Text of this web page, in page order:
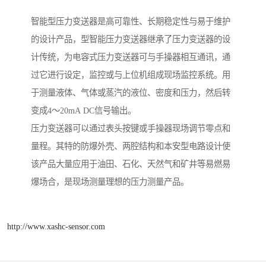
智能型压力变送器是高可靠性、长期稳定性与易于维护
的设计产品，型智能压力变送器继承了压力变送器的设
计传统，为电容式压力变送器可与手操器相互通讯，通
过它进行设定，监控或与上位机组成现场监控系统。用
于测量液体、气体或蒸汽的液位、密度和压力，然后转
变成4～20mA DC信号输出。
压力变送器可以通过表头按键或手操器现场调节零点和
量程。其特的防爆外壳、两腔结构和本安型电路设计使
该产品大量应用于油田、石化、天然气和矿井等易燃易
爆场合，是现场测量理想的压力测量产品。
http://www.xashc-sensor.com